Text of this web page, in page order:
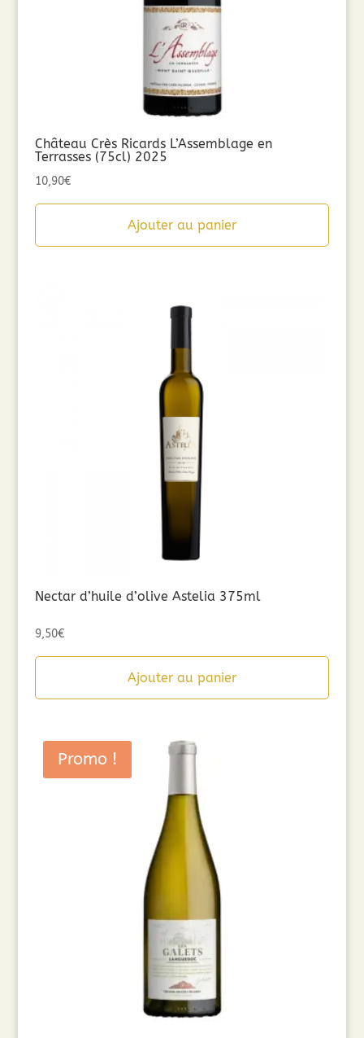
Château Crès Ricards L’Assemblage en
Terrasses (75cl) 2025
10,90€
Ajouter au panier
Nectar d’huile d’olive Astelia 375ml
9,50€
Ajouter au panier
Promo !